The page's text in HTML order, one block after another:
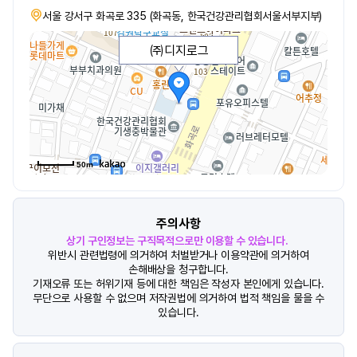
서울 강서구 화곡로 335 (화곡동, 한국건강관리협회서울서부지부)
㈜디지로그
50m
주의사항
상기 구인정보는 구직목적으로만 이용할 수 있습니다.
위반시 관련법령에 의거하여 처벌받거나 이용약관에 의거하여
손해배상을 청구합니다.
기재오류 또는 허위기재 등에 대한 책임은 작성자 본인에게 있습니다.
무단으로 사용할 수 없으며 저작권법에 의거하여 법적 책임을 물을 수
있습니다.